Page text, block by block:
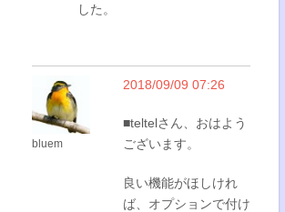
した。
bluem
2018/09/09 07:26
■teltelさん、おはよう
ございます。
良い機能がほしけれ
ば、オプションで付け